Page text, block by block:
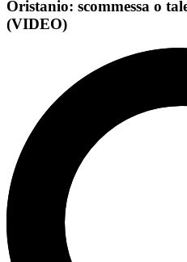
Oristanio: scommessa o
(VIDEO)